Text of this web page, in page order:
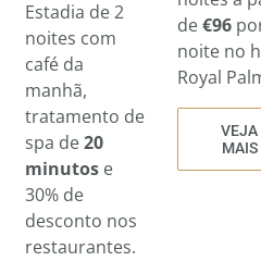
Estadia de 2
noites com
café da
manhã,
tratamento de
spa de20
minutos e
30% de
desconto nos
restaurantes.
de€96
noite no
Royal
VEJA
MAIS